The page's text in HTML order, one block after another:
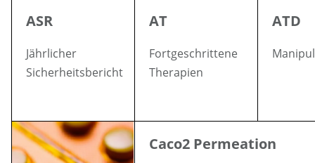
ASR
Jährlicher
Sicherheitsbericht
AT
Fortgeschrittene
Therapien
ATD
Caco2 Permeation